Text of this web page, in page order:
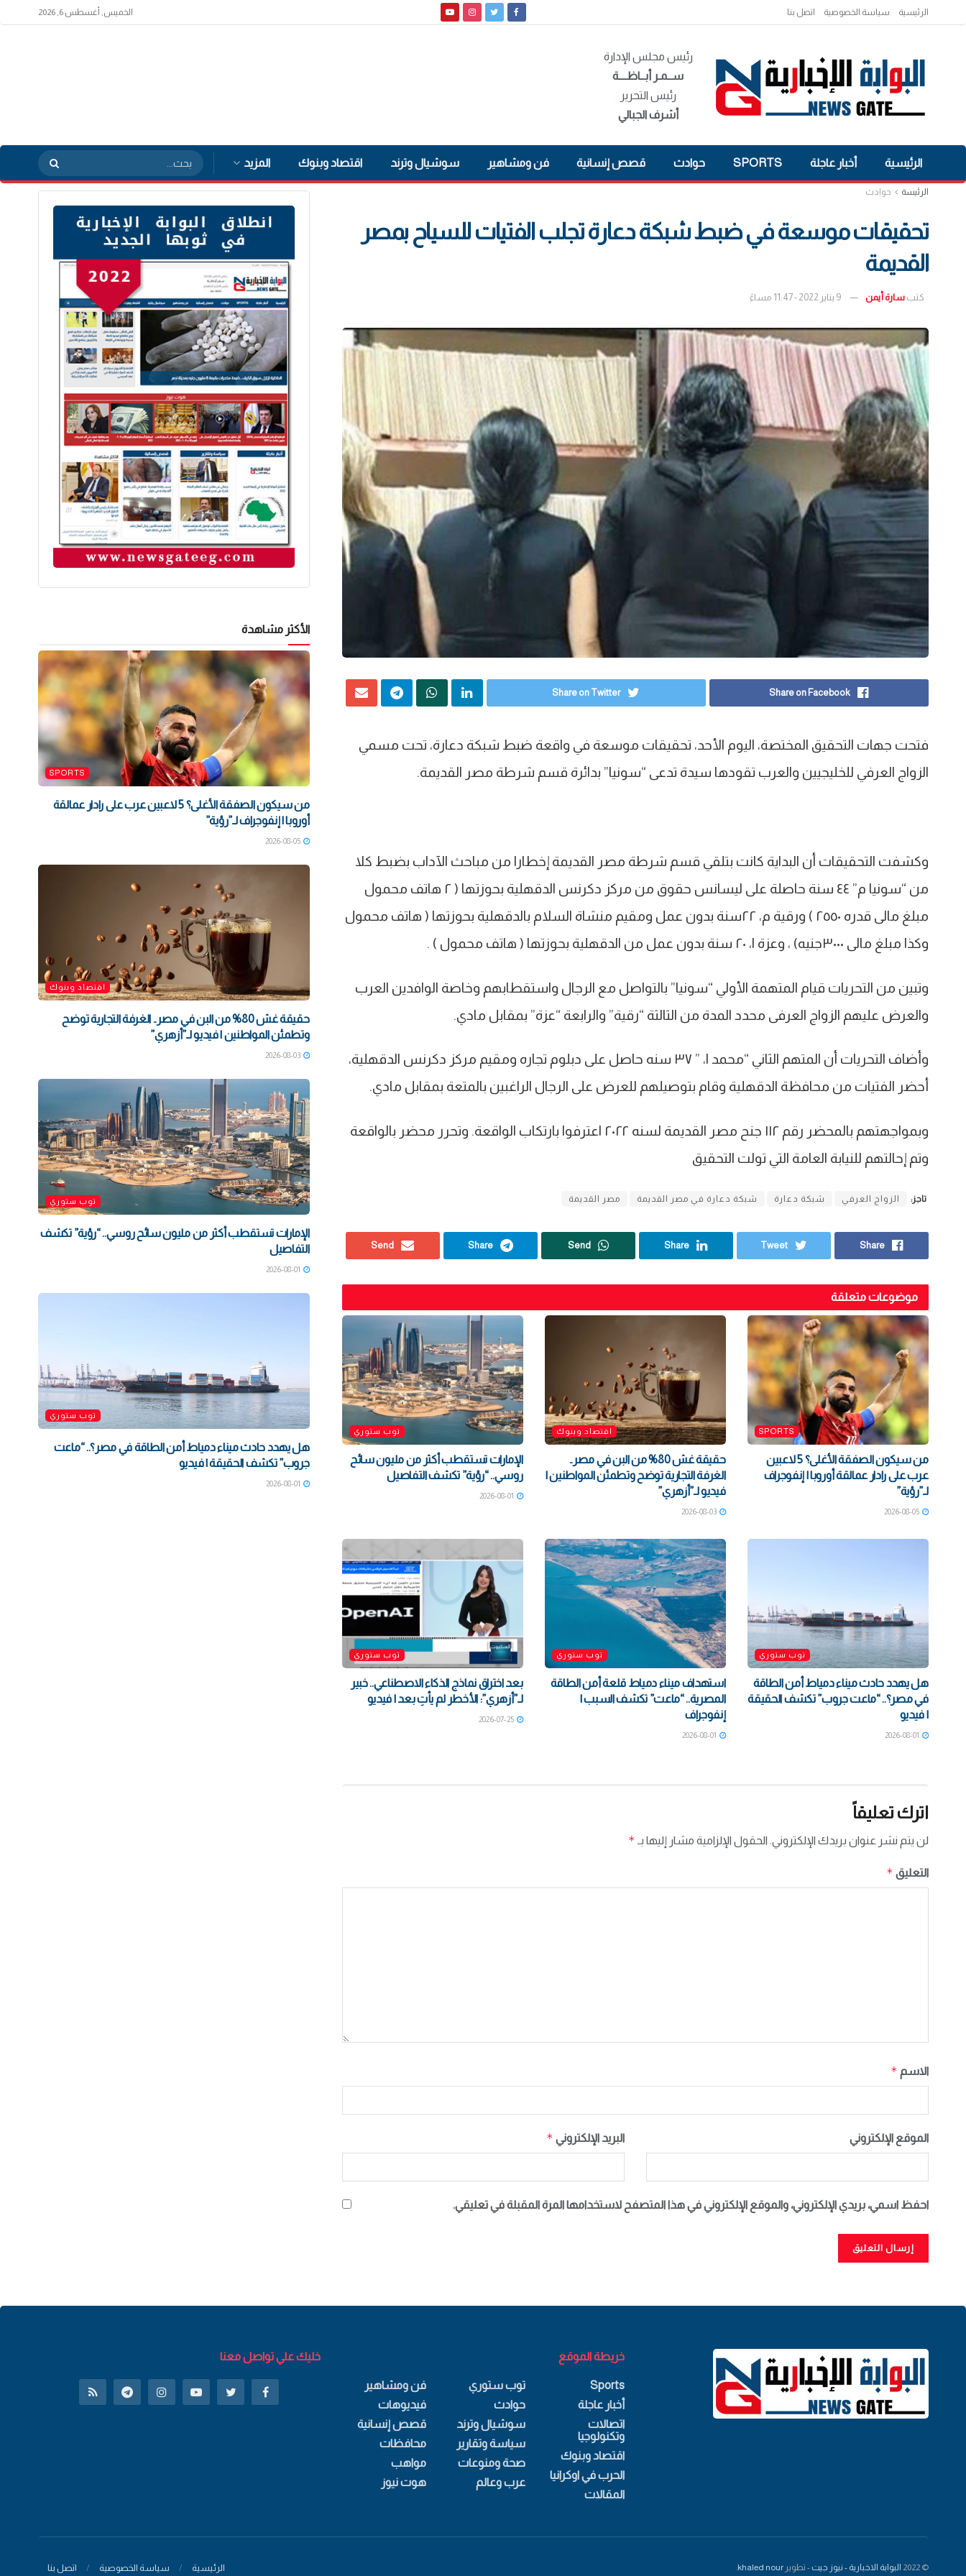
الرئيسية سياسة الخصوصية اتصل بنا الخميس, أغسطس 6, 2026
رئيس مجلس الإدارة
ســمـر أبــاظــــة
رئيس التحرير
أشرف الجبالي
الرئيسية أخبار عاجلة SPORTS حوادث قصص إنسانية فن ومشاهير سوشيال وترند اقتصاد وبنوك المزيد
الرئيسة حوادث
تحقيقات موسعة في ضبط شبكة دعارة تجلب الفتيات للسياح بمصر
القديمة
كتب سارة أيمن 9 يناير 2022 - 11:47 مساءً
Share on Facebook
Share on Twitter
فتحت جهات التحقيق المختصة، اليوم الأحد، تحقيقات موسعة في واقعة ضبط شبكة دعارة، تحت مسمي
الزواج العرفي للخليجيين والعرب تقودها سيدة تدعى “سونيا” بدائرة قسم شرطة مصر القديمة.
وكشفت التحقيقات أن البداية كانت بتلقي قسم شرطة مصر القديمة إخطارا من مباحث الآداب بضبط كلا
من “سونيا م” ٤٤ سنة حاصلة على ليسانس حقوق من مركز دكرنس الدقهلية بحوزتها ( ٢ هاتف محمول
مبلغ مالى قدره ٢٥٥٠ ) ورقية م، ٢٢سنة بدون عمل ومقيم منشاة السلام بالدقهلية بحوزتها ( هاتف محمول
وكذا مبلغ مالى ٣٠٠٠جنيه) ، وعزة ا، ٢٠ سنة بدون عمل من الدقهلية بحوزتها ( هاتف محمول ) .
وتبين من التحريات قيام المتهمة الأولي “سونيا” بالتواصل مع الرجال واستقطابهم وخاصة الوافدين العرب
والعرض عليهم الزواج العرفى محدد المدة من الثالثة “رقية” والرابعة “عزة” بمقابل مادي.
وأضاف التحريات أن المتهم الثاني “محمد ا، ” ٣٧ سنه حاصل على دبلوم تجاره ومقيم مركز دكرنس الدقهلية،
أحضر الفتيات من محافظة الدقهلية وقام بتوصيلهم للعرض على الرجال الراغبين بالمتعة بمقابل مادي.
وبمواجهتهم بالمحضر رقم ١١٢ جنح مصر القديمة لسنه ٢٠٢٢ اعترفوا بارتكاب الواقعة. وتحرر محضر بالواقعة
وتم إحالتهم للنيابة العامة التي تولت التحقيق
تاجز: الزواج العرفي شبكة دعارة شبكة دعارة في مصر القديمة مصر القديمة
Share
Tweet
Share
Send
Share
Send
موضوعات متعلقة
SPORTS
من سيكون الصفقة الأغلى؟ 5 لاعبين
عرب على رادار عمالقة أوروبا | إنفوجراف
لـ”رؤية”
2026-08-05
اقتصاد وبنوك
حقيقة غش 80% من البن في مصر..
الغرفة التجارية توضح وتطمئن المواطنين |
فيديو لـ”أزهري”
2026-08-03
توب ستوري
الإمارات تستقطب أكثر من مليون سائح
روسي.. “رؤية” تكشف التفاصيل
توب ستوري
هل يهدد حادث ميناء دمياط أمن الطاقة
في مصر؟.. “ماعت جروب” تكشف الحقيقة
| فيديو
توب ستوري
استهداف ميناء دمياط قلعة أمن الطاقة
المصرية.. “ماعت” تكشف السبب |
إنفوجراف
توب ستوري
بعد اختراق نماذج الذكاء الاصطناعي.. خبير
لـ”أزهري”: الأخطر لم يأتِ بعد | فيديو
2026-07-25
اترك تعليقاً
لن يتم نشر عنوان بريدك الإلكتروني. الحقول الإلزامية مشار إليها بـ *
التعليق *
الاسم *
البريد الإلكتروني * الموقع الإلكتروني
احفظ اسمي، بريدي الإلكتروني، والموقع الإلكتروني في هذا المتصفح لاستخدامها المرة المقبلة في تعليقي.
الأكثر مشاهدة
SPORTS
من سيكون الصفقة الأغلى؟ 5 لاعبين عرب على رادار عمالقة
أوروبا | إنفوجراف لـ”رؤية”
2026-08-05
اقتصاد وبنوك
حقيقة غش 80% من البن في مصر.. الغرفة التجارية توضح
وتطمئن المواطنين | فيديو لـ”أزهري”
2026-08-03
توب ستوري
الإمارات تستقطب أكثر من مليون سائح روسي.. “رؤية” تكشف
التفاصيل
توب ستوري
هل يهدد حادث ميناء دمياط أمن الطاقة في مصر؟.. “ماعت
جروب” تكشف الحقيقة | فيديو
خريطة الموقع
Sports
أخبار عاجلة
اتصالات
وتكنولوجيا
اقتصاد وبنوك
الحرب في اوكرانيا
المقالات
توب ستوري
حوادث
سوشيال وترند
سياسة وتقارير
صحة ومنوعات
عرب وعالم
فن ومشاهير
فيديوهات
قصص إنسانية
محافظات
مواهب
هوت نيوز
خليك علي تواصل معنا
الرئيسية سياسة الخصوصية اتصل بنا © 2022 البوابة الاخبارية - نيوز جيت - تطويرkhaled nour
.